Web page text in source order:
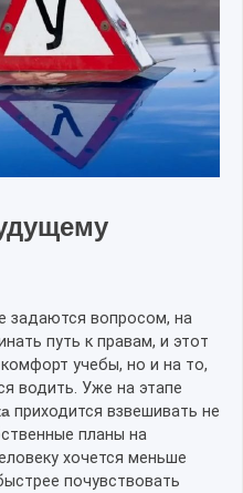
задаются вопросом, на
путь к правам, и этот
учебы, но и на то,
водить. Уже на этапе
приходится взвешивать не
планы на
хочется меньше
почувствовать